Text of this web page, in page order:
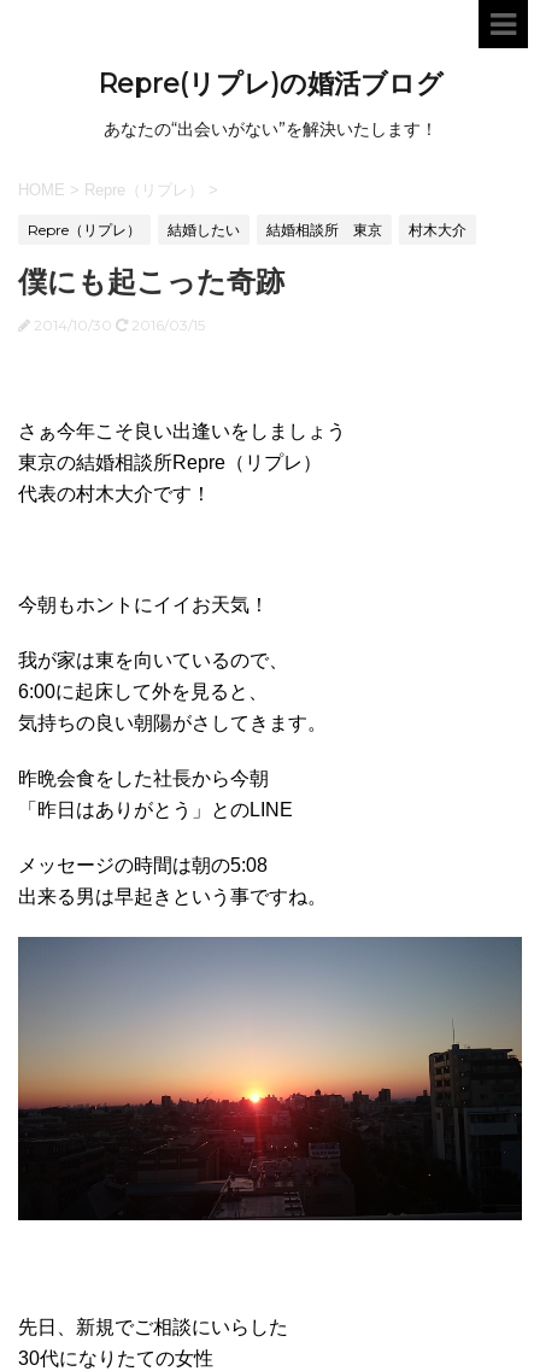
Repre(リプレ)の婚活ブログ
あなたの“出会いがない”を解決いたします！
HOME > Repre（リプレ） >
Repre（リプレ） 結婚したい 結婚相談所 東京 村木大介
僕にも起こった奇跡
2014/10/30 2016/03/15
さぁ今年こそ良い出逢いをしましょう
東京の結婚相談所Repre（リプレ）
代表の村木大介です！
今朝もホントにイイお天気！
我が家は東を向いているので、
6:00に起床して外を見ると、
気持ちの良い朝陽がさしてきます。
昨晩会食をした社長から今朝
「昨日はありがとう」とのLINE
メッセージの時間は朝の5:08
出来る男は早起きという事ですね。
先日、新規でご相談にいらした
30代になりたての女性